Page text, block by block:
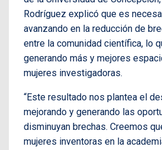
Rodríguez explicó que es
avanzando en la reducción de
entre la comunidad científica, lo
generando más y mejores
mujeres investigadoras.
“Este resultado nos plantea el
mejorando y generando las
disminuyan brechas. Creemos
mujeres inventoras en la